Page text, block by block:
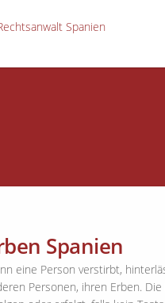
Spanien
eine Person verstirbt,
Personen, ihren Erben.